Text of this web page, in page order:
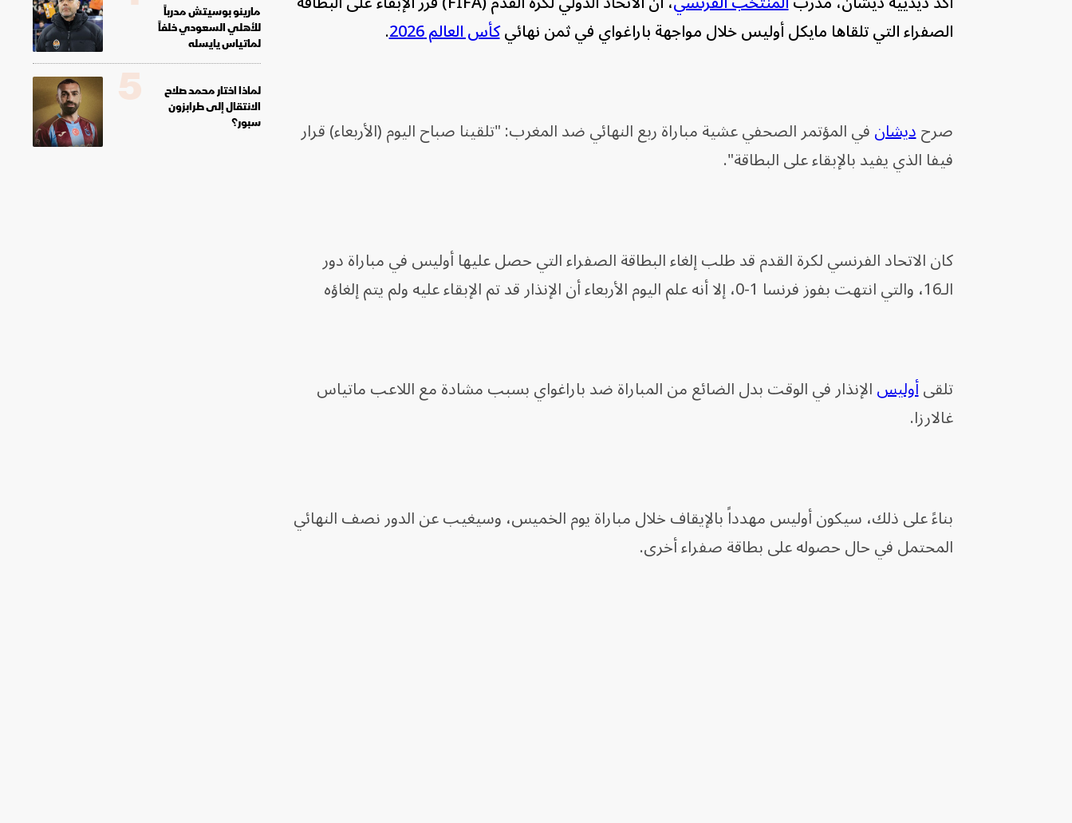
الصفراء التي تلقاها مايكل أوليس خلال مواجهة باراغواي في ثمن نهائيكأس العالم 2026 .
صرحديشانفي المؤتمر الصحفي عشية مباراة ربع النهائي ضد المغرب: "تلقينا صباح اليوم (الأربعاء) قرار
فيفا الذي يفيد بالإبقاء على البطاقة".
كان الاتحاد الفرنسي لكرة القدم قد طلب إلغاء البطاقة الصفراء التي حصل عليها أوليس في مباراة دور
الـ16، والتي انتهت بفوز فرنسا 1-0، إلا أنه علم اليوم الأربعاء أن الإنذار قد تم الإبقاء عليه ولم يتم إلغاؤه
تلقىأوليسالإنذار في الوقت بدل الضائع من المباراة ضد باراغواي بسبب مشادة مع اللاعب ماتياس
غالارزا.
بناءً على ذلك، سيكون أوليس مهدداً بالإيقاف خلال مباراة يوم الخميس، وسيغيب عن الدور نصف النهائي
المحتمل في حال حصوله على بطاقة صفراء أخرى.
مارينو بوسيتش مدرباً
للأهلي السعودي خلفاً
لماتياس يايسله
لماذا اختار محمد صلاح
الانتقال إلى طرابزون
سبور؟
5